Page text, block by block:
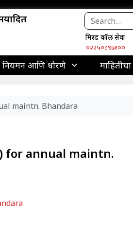
मिस्ड कॉल सेवा
०२२५०८९७१००
नियमन आणि धोरणे
maintn. Bhandara
for annual maintn.